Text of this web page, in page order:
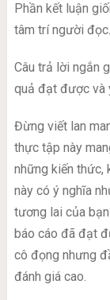
Phần kết luận
tâm trí người đọc.
Câu trả lời ngắn
quả đạt được và
Đừng viết lan
thực tập này
những kiến thức,
này có ý nghĩa
tương lai của
báo cáo đã đạt
cô đọng nhưng
đánh giá cao.